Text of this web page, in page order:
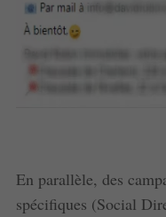
En parallèle, des
spécifiques (Social